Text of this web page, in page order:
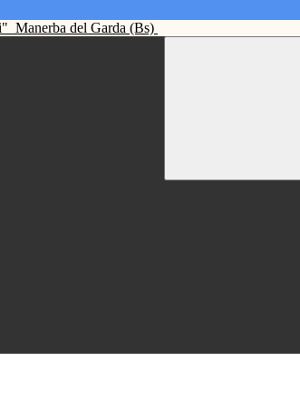
Manerba del Garda (Bs)